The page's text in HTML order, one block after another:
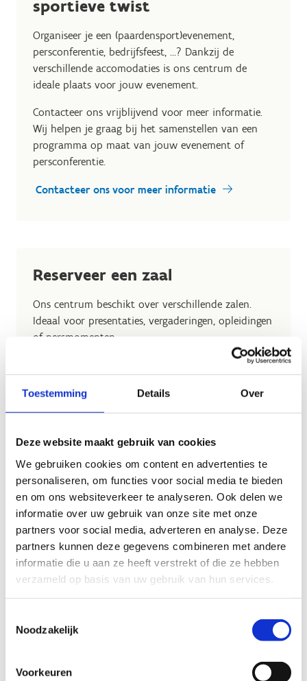
Toestemming Details Over
Deze website maakt gebruik van cookies
We gebruiken cookies om content en advertenties te
personaliseren, om functies voor social media te bieden
en om ons websiteverkeer te analyseren. Ook delen we
informatie over uw gebruik van onze site met onze
partners voor social media, adverteren en analyse. Deze
partners kunnen deze gegevens combineren met andere
informatie die u aan ze heeft verstrekt of die ze hebben
verzameld op basis van uw gebruik van hun services.
Noodzakelijk
Voorkeuren
sportieve twist
Organiseer je een (paardensport)evenement,
persconferentie, bedrijfsfeest, ...? Dankzij de
verschillende accomodaties is ons centrum de
ideale plaats voor jouw evenement.
Contacteer ons vrijblijvend voor meer informatie.
Wij helpen je graag bij het samenstellen van een
programma op maat van jouw evenement of
persconferentie.
Contacteer ons voor meer informatie
Reserveer een zaal
Ons centrum beschikt over verschillende zalen.
Ideaal voor presentaties, vergaderingen, opleidingen
of persmomenten.
Vraag zeker naar de voorzieningen die beschikbaar
Ontdek onze opleidings- en vergaderlokalen